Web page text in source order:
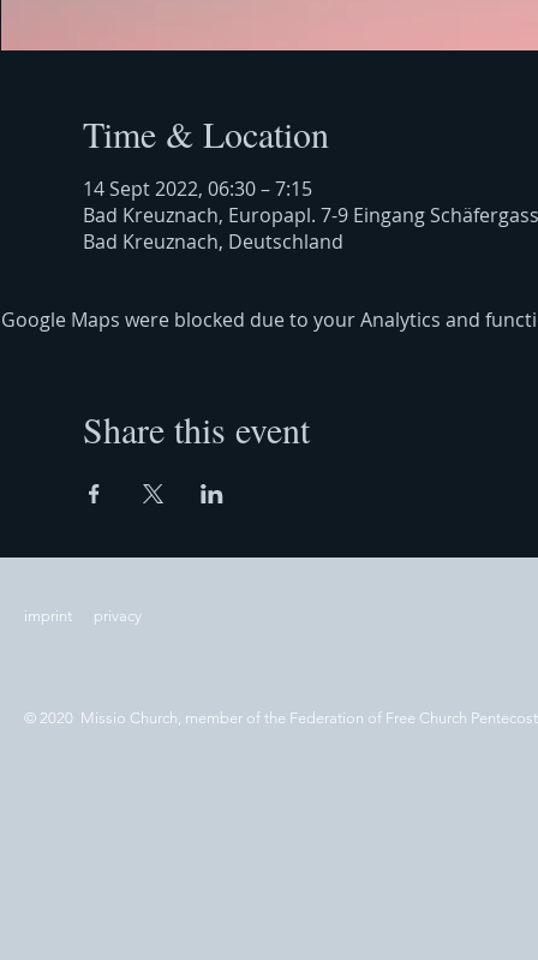
Time & Location
14 Sept 2022, 06:30 – 7:15
Bad Kreuznach, Europapl. 7-9 Eingang
Bad Kreuznach, Deutschland
Google Maps were blocked due to your Analytics and
Share this event
imprint privacy
© 2020 Missio Church, member of the Federation of Free Church